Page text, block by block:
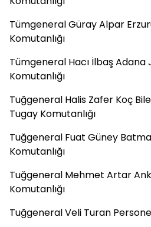
Tümgeneral Güray Alpar
Komutanlığı
Tümgeneral Hacı İlbaş
Komutanlığı
Tuğgeneral Halis Zafer Koç
Tugay Komutanlığı
Tuğgeneral Fuat Güney
Komutanlığı
Tuğgeneral Mehmet Artar
Komutanlığı
Tuğgeneral Veli Turan